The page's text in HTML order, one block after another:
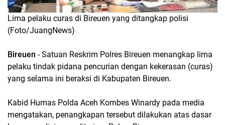
Lima pelaku curas di Bireuen yang ditangkap polisi
(Foto/JuangNews)
Bireuen - Satuan Reskrim Polres Bireuen menangkap lima
pelaku tindak pidana pencurian dengan kekerasan (curas)
yang selama ini beraksi di Kabupaten Bireuen.
Kabid Humas Polda Aceh Kombes Winardy pada media
mengatakan, penangkapan tersebut dilakukan atas dasar